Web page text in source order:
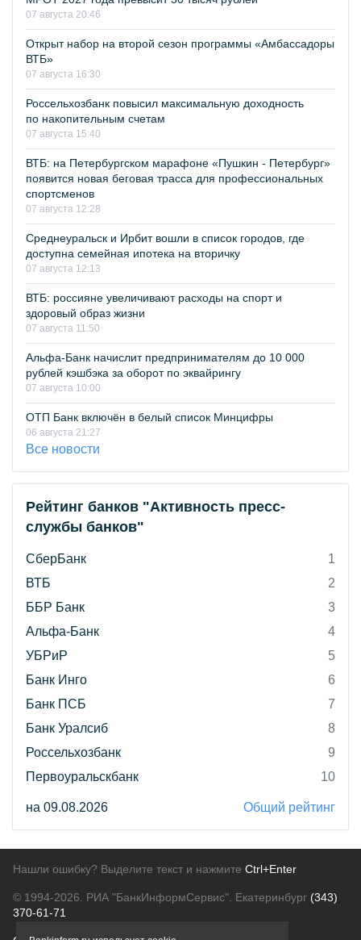
07 августа 20:46
Открыт набор на второй сезон программы «Амбассадоры
ВТБ»
07 августа 16:30
Россельхозбанк повысил максимальную доходность
по накопительным счетам
07 августа 15:40
ВТБ: на Петербургском марафоне «Пушкин - Петербург»
появится новая беговая трасса для профессиональных
спортсменов
07 августа 12:28
Среднеуральск и Ирбит вошли в список городов, где
доступна семейная ипотека на вторичку
07 августа 12:13
ВТБ: россияне увеличивают расходы на спорт и
здоровый образ жизни
07 августа 11:50
Альфа-Банк начислит предпринимателям до 10 000
рублей кэшбэка за оборот по эквайрингу
07 августа 10:00
ОТП Банк включён в белый список Минцифры
06 августа 21:27
Все новости
Рейтинг банков "Активность пресс-
службы банков"
СберБанк
1
ВТБ
2
ББР Банк
3
Альфа-Банк
4
УБРиР
5
Банк Инго
6
Банк ПСБ
7
Банк Уралсиб
8
Россельхозбанк
9
Первоуральскбанк
10
на 09.08.2026 Общий рейтинг
Нашли ошибку? Выделите текст и нажмите Ctrl+Enter
© 1994-2026. РИА "БанкИнформСервис". Екатеринбург (343)
370-61-71